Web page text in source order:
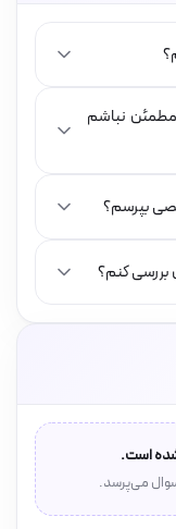
مطمئن نباشم
بپرسم؟
بررسی کنم؟
است.
سوال می‌پرسد.